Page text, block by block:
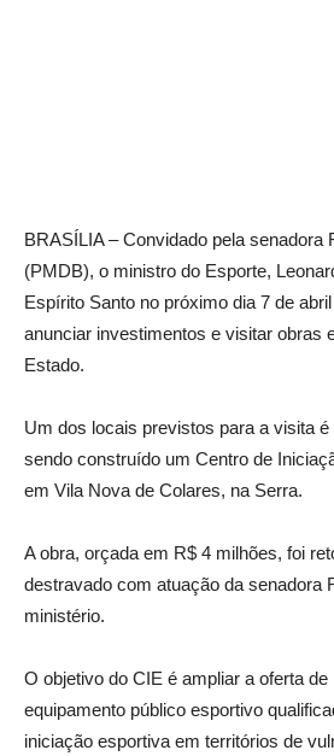
BRASÍLIA – Convidado pela senadora
(PMDB), o ministro do Esporte,
Espírito Santo no próximo dia 7 de
anunciar investimentos e visitar obras
Estado.
Um dos locais previstos para a visita
sendo construído um Centro de
em Vila Nova de Colares, na Serra.
A obra, orçada em R$ 4 milhões, foi
destravado com atuação da senadora
ministério.
O objetivo do CIE é ampliar a oferta
equipamento público esportivo
iniciação esportiva em territórios de